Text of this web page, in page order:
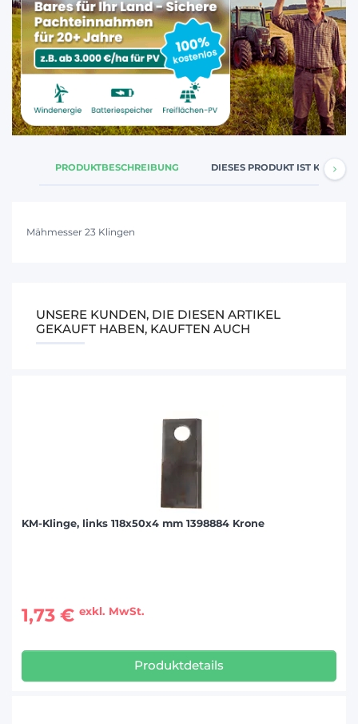
PRODUKTBESCHREIBUNG DIESES PRODUKT IST
Mähmesser 23 Klingen
UNSERE KUNDEN, DIE DIESEN ARTIKEL
GEKAUFT HABEN, KAUFTEN AUCH
KM-Klinge, links 118x50x4 mm 1398884 Krone
1,73 € exkl. MwSt.
Produktdetails